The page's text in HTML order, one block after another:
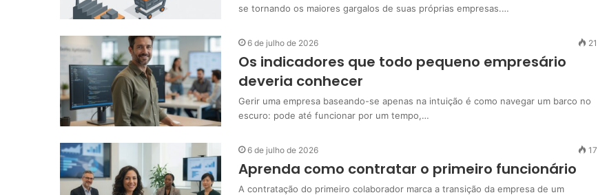
se tornando os maiores gargalos de suas próprias empresas.…
6 de julho de 2026 21
Os indicadores que todo pequeno empresário
deveria conhecer
Gerir uma empresa baseando-se apenas na intuição é como navegar um barco no
escuro: pode até funcionar por um tempo,…
6 de julho de 2026 17
Aprenda como contratar o primeiro funcionário
A contratação do primeiro colaborador marca a transição da empresa de um